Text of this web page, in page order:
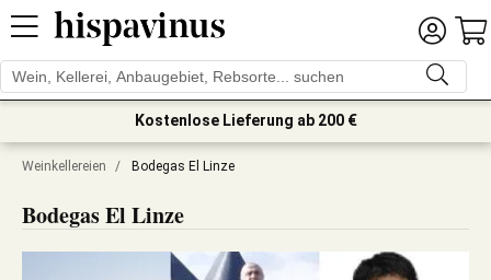
Kostenlose Lieferung ab 200 €
Weinkellereien / Bodegas El Linze
Bodegas El Linze